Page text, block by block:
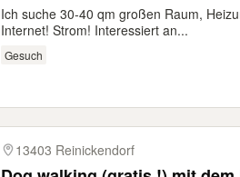
Ich suche 30-40 qm großen Raum,
Internet! Strom! Interessiert an...
Gesuch
13403 Reinickendorf